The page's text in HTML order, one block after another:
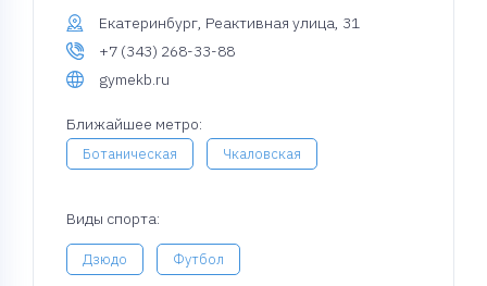
Екатеринбург, Реактивная улица, 31
+7 (343) 268-33-88
gymekb.ru
Ближайшее метро:
Ботаническая Чкаловская
Виды спорта:
Дзюдо Футбол